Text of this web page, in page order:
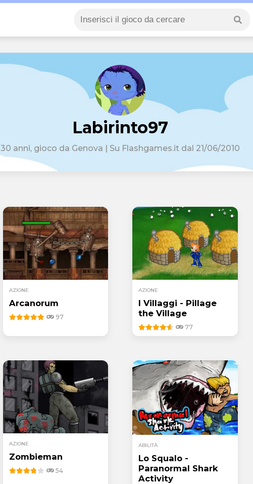
Labirinto97
30 anni, gioco da Genova | Su Flashgames.it dal 21/06/2010
AZIONE
Arcanorum
97
AZIONE
I Villaggi - Pillage
the Village
77
AZIONE
Zombieman
54
ABILITÀ
Lo Squalo -
Paranormal Shark
Activity